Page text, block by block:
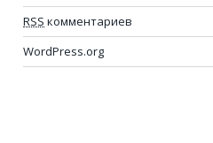
RSS комментариев
WordPress.org